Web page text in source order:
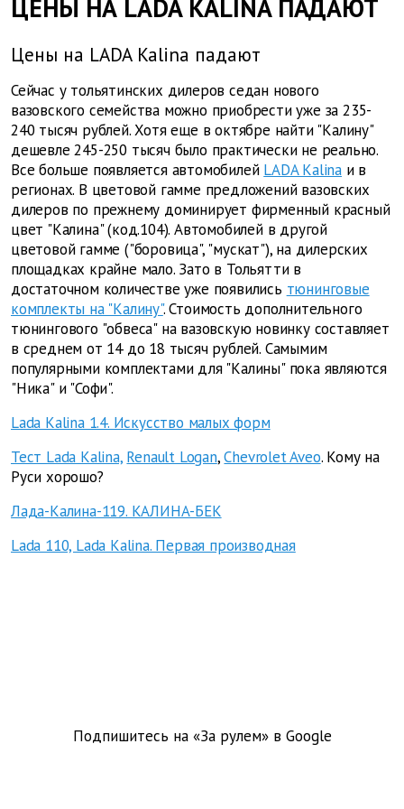
ЦЕНЫ НА LADA KALINA ПАДАЮТ
Цены на LADA Kalina падают
Сейчас у тольятинских дилеров седан нового
вазовского семейства можно приобрести уже за 235-
240 тысяч рублей. Хотя еще в октябре найти "Калину"
дешевле 245-250 тысяч было практически не реально.
Все больше появляется автомобилей LADA Kalina и в
регионах. В цветовой гамме предложений вазовских
дилеров по прежнему доминирует фирменный красный
цвет "Калина" (код.104). Автомобилей в другой
цветовой гамме ("боровица", "мускат"), на дилерских
площадках крайне мало. Зато в Тольятти в
достаточном количестве уже появились тюнинговые
комплекты на "Калину". Стоимость дополнительного
тюнингового "обвеса" на вазовскую новинку составляет
в среднем от 14 до 18 тысяч рублей. Самымим
популярными комплектами для "Калины" пока являются
"Ника" и "Софи".
Lada Kalina 1.4. Искусство малых форм
Тест Lada Kalina, Renault Logan, Chevrolet Aveo. Кому на
Руси хорошо?
Лада-Калина-119. КАЛИНА-БЕК
Lada 110, Lada Kalina. Первая производная
Подпишитесь на «За рулем» в Google